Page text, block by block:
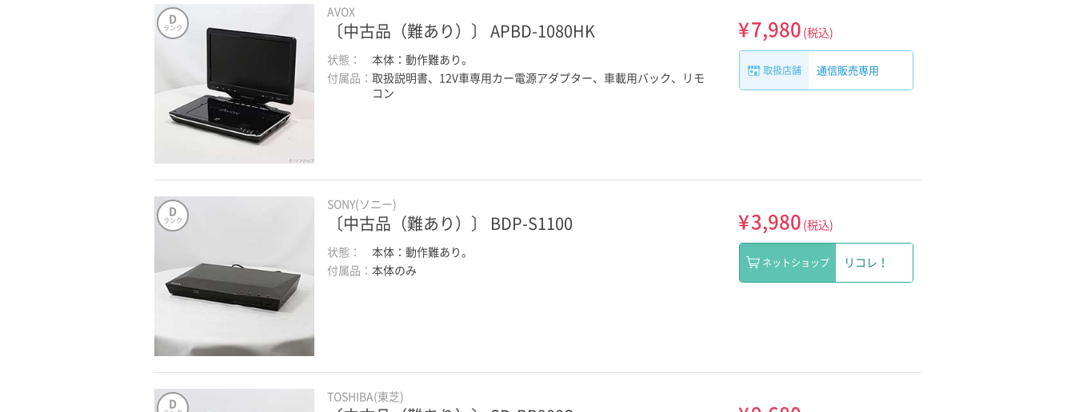
D
ランク
AVOX
〔中古品（難あり）〕 APBD-1080HK
状態：
本体：動作難あり。
付属品：取扱説明書、12V車専用カー電源アダプター、車載用バック、リモ
コン
¥7,980 (税込)
取扱店舗 通信販売専用
D
ランク
SONY(ソニー)
〔中古品（難あり）〕 BDP-S1100
状態：
本体：動作難あり。
付属品：本体のみ
¥3,980 (税込)
ネットショップ リコレ！
D TOSHIBA(東芝)